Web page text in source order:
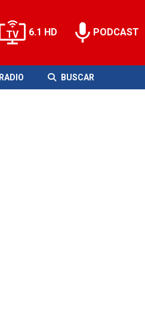
6.1 HD PODCAST
RADIO BUSCAR